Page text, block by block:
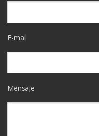
E-mail
Mensaje